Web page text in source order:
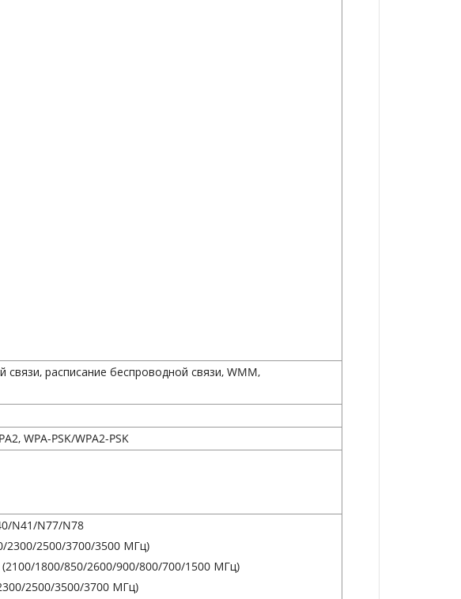
расписание беспроводной связи, WMM,
WPA-PSK/WPA2-PSK
N41/N77/N78
2300/2500/3700/3500 МГц)
(2100/1800/850/2600/900/800/700/1500 МГц)
2500/3500/3700 ​​МГц)